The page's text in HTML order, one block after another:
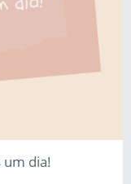
um dia!